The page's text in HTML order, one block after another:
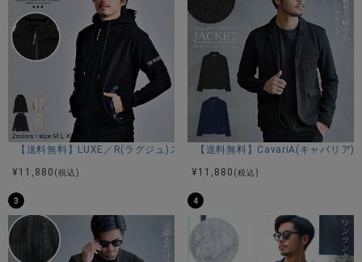
スタッフC(173cm/60kg)
体型：細身
普段着用サイズ：M
Mサイズ着用
商品説明
BITTER STORE(ビターストア)にCavariA【キャバリア】フラ
毎年人気の定番アウターでもあるMA-1ジャケット。
軽くて丈夫なポリエステル素材を使用し、シワになりにくく
程よい光沢感で上品な印象に魅せてくれます。
ミリタリー要素は残しつつも無骨になり過ぎないようにスッ
【送料無料】LUXE／R(ラグジュ)ストレッチ裏フリースジップパーカー/全
¥ 11,880 (税込)
【送料無料】CavariA(キャバリア
¥ 11,880 (税込)
3 4